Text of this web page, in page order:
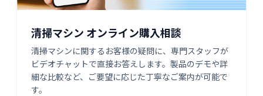
清掃マシン オンライン購入相談
清掃マシンに関するお客様の疑問に、専門スタッフが
ビデオチャットで直接お答えします。製品のデモや詳
細な比較など、ご要望に応じた丁寧なご案内が可能で
す。